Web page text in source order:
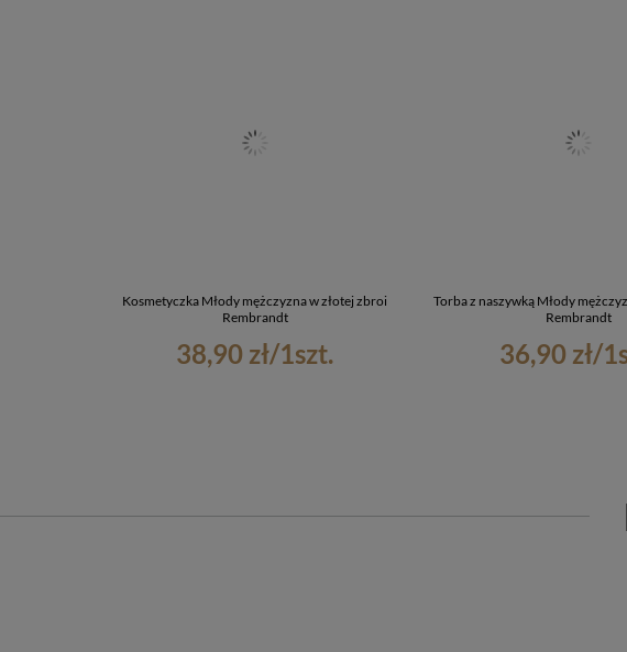
Kosmetyczka Młody mężczyzna w złotej zbroi
Rembrandt
38,90 zł/1szt.
Torba z naszywką Młody
Rembrandt
36,90 zł/1